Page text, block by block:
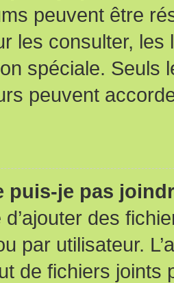
peuvent être
les consulter,
spéciale. Seuls
peuvent
puis-je pas
d’ajouter des
par utilisateur.
de fichiers